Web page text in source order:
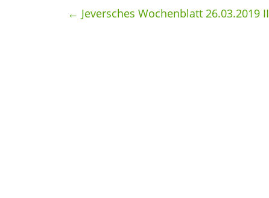
← Jeversches Wochenblatt 26.03.2019 II